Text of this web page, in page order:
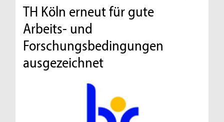
TH Köln erneut für gute
Arbeits- und
Forschungsbedingungen
ausgezeichnet